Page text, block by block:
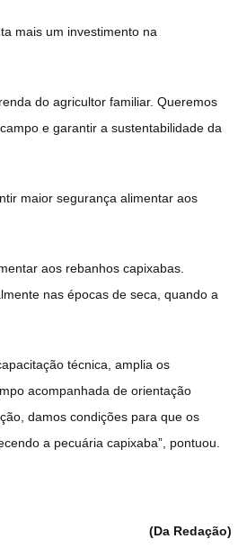
mais um investimento na
do agricultor familiar. Queremos
e garantir a sustentabilidade da
maior segurança alimentar aos
aos rebanhos capixabas.
nas épocas de seca, quando a
técnica, amplia os
acompanhada de orientação
damos condições para que os
a pecuária capixaba”, pontuou.
(Da Redação)